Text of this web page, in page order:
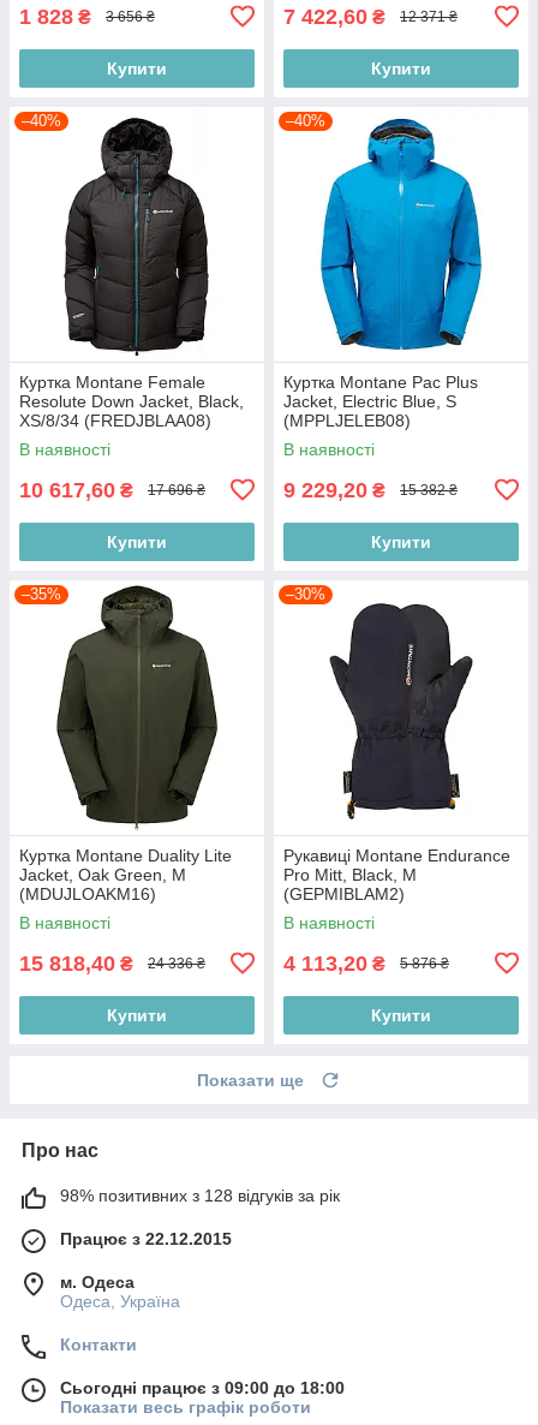
1 828 ₴ 3 656 ₴
Купити
7 422,60 ₴ 12 371 ₴
Купити
–40%
Куртка Montane Female
Resolute Down Jacket, Black,
XS/8/34 (FREDJBLAA08)
В наявності
10 617,60 ₴ 17 696 ₴
Купити
–40%
Куртка Montane Pac Plus
Jacket, Electric Blue, S
(MPPLJELEB08)
В наявності
9 229,20 ₴ 15 382 ₴
Купити
–35%
Куртка Montane Duality Lite
Jacket, Oak Green, M
(MDUJLOAKM16)
В наявності
15 818,40 ₴ 24 336 ₴
Купити
–30%
Рукавиці Montane Endurance
Pro Mitt, Black, M
(GEPMIBLAM2)
В наявності
4 113,20 ₴ 5 876 ₴
Купити
Показати ще
Про нас
98% позитивних з 128 відгуків за рік
Працює з 22.12.2015
м. Одеса
Одеса, Україна
Контакти
Сьогодні працює з 09:00 до 18:00
Показати весь графік роботи